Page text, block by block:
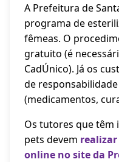
A Prefeitura de
programa de
fêmeas. O
gratuito (é
CadÚnico). Já os
de
(medicamentos,
Os tutores que têm
pets devem
online no site da